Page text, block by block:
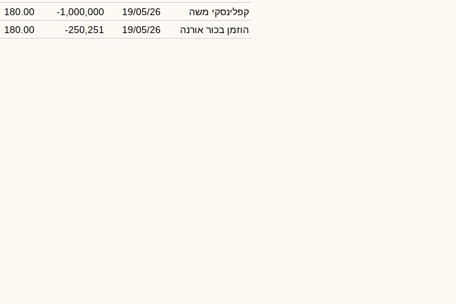
קפלינסקי משה
19/05/26
-1,000,000
180.00
הוזמן בכור אורנה
19/05/26
-250,251
180.00